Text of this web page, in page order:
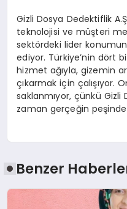
Gizli Dosya Dedektiflik
teknolojisi ve müşteri
sektördeki lider
ediyor. Türkiye’nin dört
hizmet ağıyla, gizemin
çıkarmak için çalışıyor.
saklanmıyor, çünkü Gizli
zaman gerçeğin
Benzer